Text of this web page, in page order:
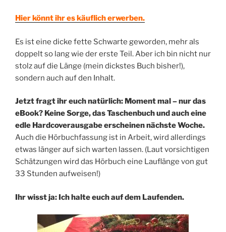
Hier könnt ihr es käuflich erwerben.
Es ist eine dicke fette Schwarte geworden, mehr als
doppelt so lang wie der erste Teil. Aber ich bin nicht nur
stolz auf die Länge (mein dickstes Buch bisher!),
sondern auch auf den Inhalt.
Jetzt fragt ihr euch natürlich: Moment mal – nur das
eBook? Keine Sorge, das Taschenbuch und auch eine
edle Hardcoverausgabe erscheinen nächste Woche.
Auch die Hörbuchfassung ist in Arbeit, wird allerdings
etwas länger auf sich warten lassen. (Laut vorsichtigen
Schätzungen wird das Hörbuch eine Lauflänge von gut
33 Stunden aufweisen!)
Ihr wisst ja: Ich halte euch auf dem Laufenden.